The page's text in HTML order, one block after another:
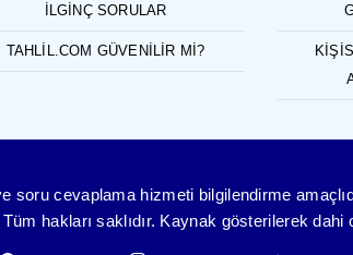
İLGINÇ SORULAR
TAHLIL.COM GÜVENILIR MI?
soru cevaplama hizmeti bilgilendirme
hakları saklıdır. Kaynak gösterilerek